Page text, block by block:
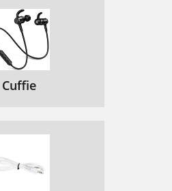
Cuffie